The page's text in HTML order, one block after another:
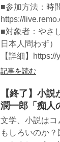
■参加方法：時
https://
■対象者：やさ
日本人問わず）
【詳細】
記事を読む
【終了】小
潤一郎「痴人
文学、小説は
もしろいのか